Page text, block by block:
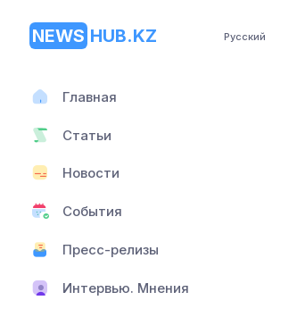
NEWS HUB.KZ Русский
Главная
Статьи
Новости
События
Пресс-релизы
Интервью. Мнения